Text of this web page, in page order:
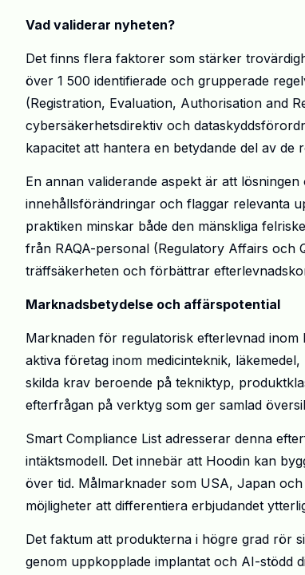
Vad validerar nyheten?
Det finns flera faktorer som stärker
över 1 500 identifierade och grupperade
(Registration, Evaluation, Authorisation and
cybersäkerhetsdirektiv och
kapacitet att hantera en betydande del av
En annan validerande aspekt är att
innehållsförändringar och flaggar relevanta
praktiken minskar både den mänskliga
från RAQA-personal (Regulatory Affairs och
träffsäkerheten och förbättrar
Marknadsbetydelse och affärspotential
Marknaden för regulatorisk efterlevnad
aktiva företag inom medicinteknik,
skilda krav beroende på tekniktyp,
efterfrågan på verktyg som ger samlad
Smart Compliance List adresserar denna
intäktsmodell. Det innebär att Hoodin kan
över tid. Målmarknader som USA, Japan
möjligheter att differentiera erbjudandet
Det faktum att produkterna i högre grad rör
genom uppkopplade implantat och AI-stödd